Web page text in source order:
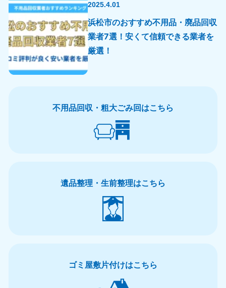
2025.4.01
浜松市のおすすめ不用品・廃品回収
業者7選！安くて信頼できる業者を
厳選！
不用品回収・粗大ごみ回はこちら
遺品整理・生前整理はこちら
ゴミ屋敷片付けはこちら